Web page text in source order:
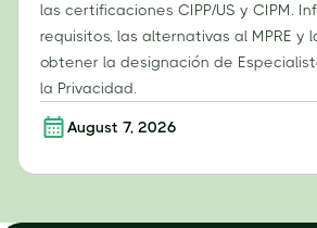
las certificaciones CIPP/US y CIPM.
requisitos, las alternativas al MPRE y
obtener la designación de
la Privacidad.
August 7, 2026